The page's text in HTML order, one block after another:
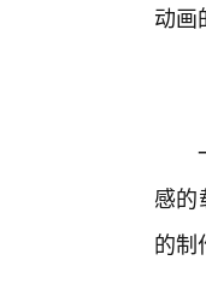
动画
感的
的制